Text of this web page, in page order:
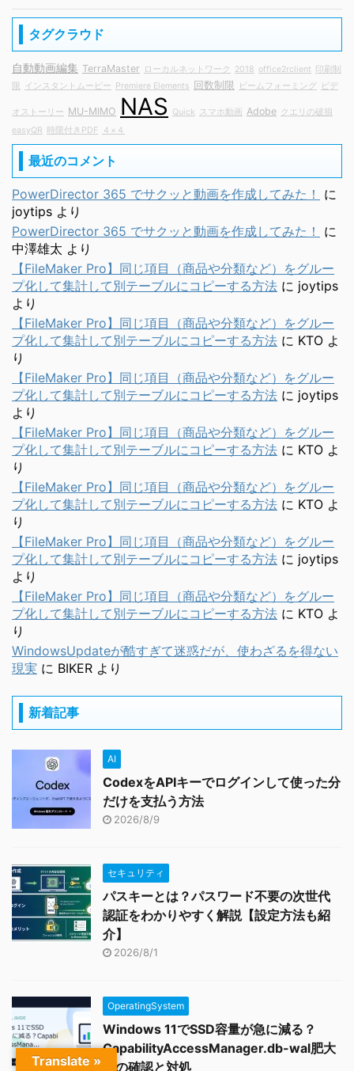
タグクラウド
自動動画編集 TerraMaster ローカルネットワーク 2018 office2rclient 印刷制
限
インスタントムービー Premiere Elements 回数制限 ビームフォーミング ビデ
オストーリー MU-MIMO NAS Quick スマホ動画 Adobe クエリの破損
easyQR 時限付きPDF ４×４
最近のコメント
PowerDirector 365 でサクッと動画を作成してみた！
に
joytips より
PowerDirector 365 でサクッと動画を作成してみた！
に
中澤雄太 より
【FileMaker Pro】同じ項目（商品や分類など）をグルー
プ化して集計して別テーブルにコピーする方法 に joytips
より
【FileMaker Pro】同じ項目（商品や分類など）をグルー
プ化して集計して別テーブルにコピーする方法 に KTO よ
り
【FileMaker Pro】同じ項目（商品や分類など）をグルー
プ化して集計して別テーブルにコピーする方法 に joytips
より
【FileMaker Pro】同じ項目（商品や分類など）をグルー
プ化して集計して別テーブルにコピーする方法 に KTO よ
り
【FileMaker Pro】同じ項目（商品や分類など）をグルー
プ化して集計して別テーブルにコピーする方法 に KTO よ
り
【FileMaker Pro】同じ項目（商品や分類など）をグルー
プ化して集計して別テーブルにコピーする方法 に joytips
より
【FileMaker Pro】同じ項目（商品や分類など）をグルー
プ化して集計して別テーブルにコピーする方法 に KTO よ
り
WindowsUpdateが酷すぎて迷惑だが、使わざるを得ない
現実 に BIKER より
新着記事
AI
CodexをAPIキーでログインして使った分
だけを支払う方法
2026/8/9
セキュリティ
パスキーとは？パスワード不要の次世代
認証をわかりやすく解説【設定方法も紹
介】
2026/8/1
OperatingSystem
Windows 11でSSD容量が急に減る？
CapabilityAccessManager.db-wal肥大
化の確認と対処
Translate »